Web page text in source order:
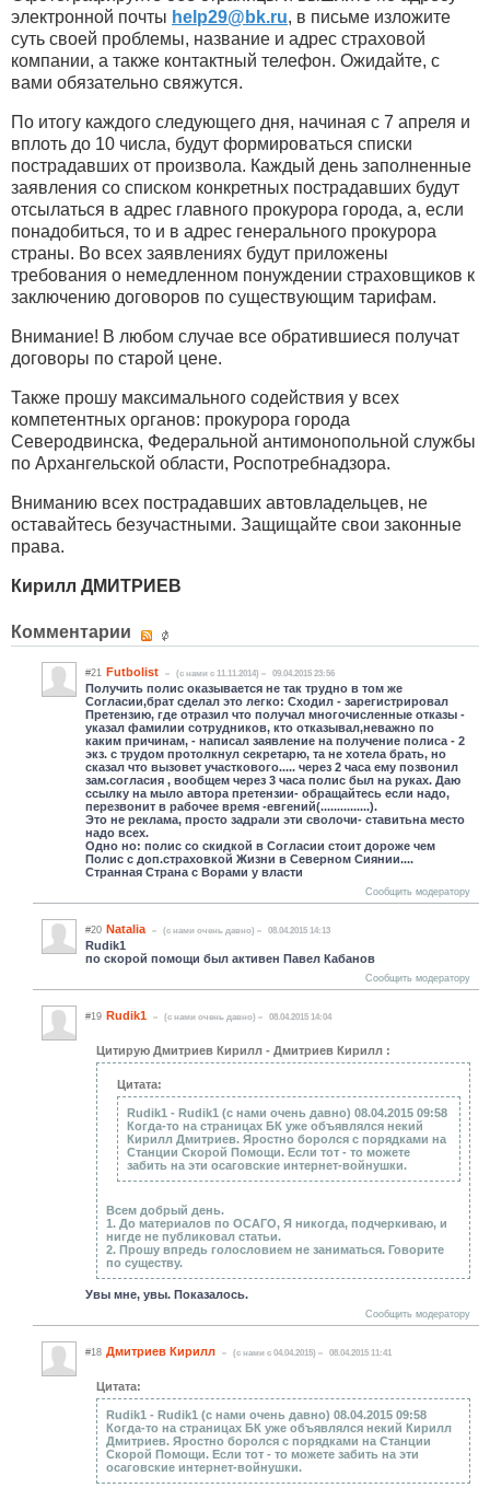
электронной почты help29​@ ​bk.ru, в письме изложите
суть своей проблемы, название и адрес страховой
компании, а также контактный телефон. Ожидайте, с
вами обязательно свяжутся.
По итогу каждого следующего дня, начиная с 7 апреля и
вплоть до 10 числа, будут формироваться списки
пострадавших от произвола. Каждый день заполненные
заявления со списком конкретных пострадавших будут
отсылаться в адрес главного прокурора города, а, если
понадобиться, то и в адрес генерального прокурора
страны. Во всех заявлениях будут приложены
требования о немедленном понуждении страховщиков к
заключению договоров по существующим тарифам.
Внимание! В любом случае все обратившиеся получат
договоры по старой цене.
Также прошу максимального содействия у всех
компетентных органов: прокурора города
Северодвинска, Федеральной антимонопольной службы
по Архангельской области, Роспотребнадзора.
Вниманию всех пострадавших автовладельцев, не
оставайтесь безучастными. Защищайте свои законные
права.
Кирилл ДМИТРИЕВ
Комментарии
#21 Futbolist (c нами с 11.11.2014) 09.04.2015 23:56
Получить полис оказывается не так трудно в том же
Согласии,брат сделал это легко: Сходил - зарегистрировал
Претензию, где отразил что получал многочисленные отказы -
указал фамилии сотрудников, кто отказывал,неважно по
каким причинам, - написал заявление на получение полиса - 2
экз. с трудом протолкнул секретарю, та не хотела брать, но
сказал что вызовет участкового..... через 2 часа ему позвонил
зам.согласия , вообщем через 3 часа полис был на руках. Даю
ссылку на мыло автора претензии- обращайтесь если надо,
перезвонит в рабочее время -евгений(...............).
Это не реклама, просто задрали эти сволочи- ставитьна место
надо всех.
Одно но: полис со скидкой в Согласии стоит дороже чем
Полис с доп.страховкой Жизни в Северном Сиянии....
Странная Страна с Ворами у власти
Сообщить модератору
#20 Natalia (c нами очень давно) 08.04.2015 14:13
Rudik1
по скорой помощи был активен Павел Кабанов
Сообщить модератору
#19 Rudik1 (c нами очень давно) 08.04.2015 14:04
Цитирую Дмитриев Кирилл - Дмитриев Кирилл :
Цитата:
Rudik1 - Rudik1 (c нами очень давно) 08.04.2015 09:58
Когда-то на страницах БК уже объявлялся некий
Кирилл Дмитриев. Яростно боролся с порядками на
Станции Скорой Помощи. Если тот - то можете
забить на эти осаговские интернет-войнушки.
Всем добрый день.
1. До материалов по ОСАГО, Я никогда, подчеркиваю, и
нигде не публиковал статьи.
2. Прошу впредь голословием не заниматься. Говорите
по существу.
Увы мне, увы. Показалось.
Сообщить модератору
#18 Дмитриев Кирилл (c нами с 04.04.2015) 08.04.2015 11:41
Цитата:
Rudik1 - Rudik1 (c нами очень давно) 08.04.2015 09:58
Когда-то на страницах БК уже объявлялся некий Кирилл
Дмитриев. Яростно боролся с порядками на Станции
Скорой Помощи. Если тот - то можете забить на эти
осаговские интернет-войнушки.